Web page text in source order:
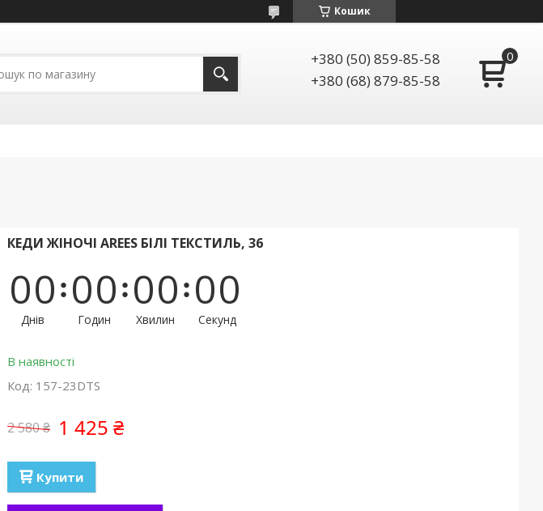
Кошик
+380 (50) 859-85-58
+380 (68) 879-85-58
КЕДИ ЖІНОЧІ AREES БІЛІ ТЕКСТИЛЬ, 36
00
Днів
00
Годин
00
Хвилин
00
Секунд
В наявності
Код: 157-23DTS
2 580 ₴ 1 425 ₴
Купити